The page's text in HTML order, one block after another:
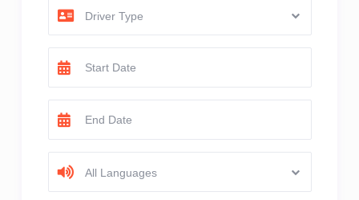
Driver Type
All Languages